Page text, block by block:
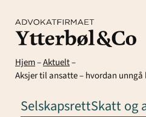
Hjem–Aktuelt–
Aksjer til ansatte – hvordan
SelskapsrettSkatt og